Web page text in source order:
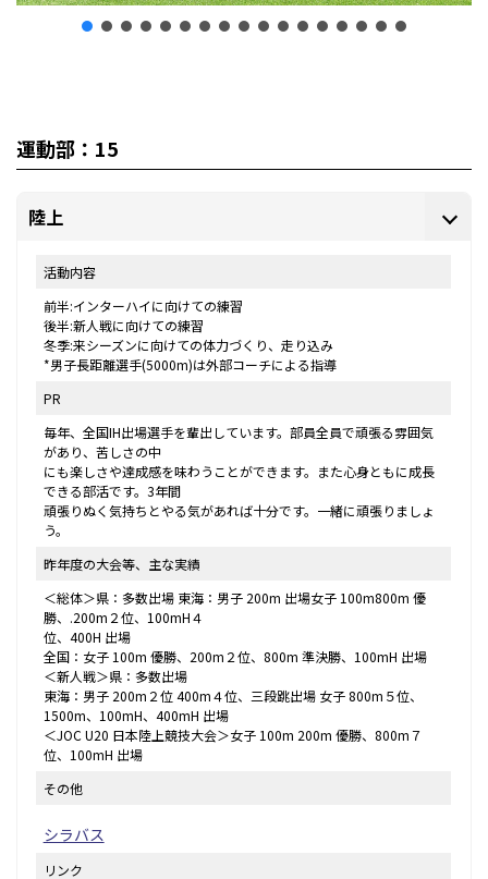
運動部：15
陸上
活動内容
前半:インターハイに向けての練習
後半:新人戦に向けての練習
冬季:来シーズンに向けての体力づくり、走り込み
*男子長距離選手(5000m)は外部コーチによる指導
PR
毎年、全国IH出場選手を輩出しています。部員全員で頑張る雰囲気
があり、苦しさの中
にも楽しさや達成感を味わうことができます。また心身ともに成長
できる部活です。3年間
頑張りぬく気持ちとやる気があれば十分です。一緒に頑張りましょ
う。
昨年度の大会等、主な実績
＜総体＞県：多数出場 東海：男子 200m 出場女子 100m800m 優
勝、.200m２位、100mH４
位、400H 出場
全国：女子 100m 優勝、200m２位、800m 準決勝、100mH 出場
＜新人戦＞県：多数出場
東海：男子 200m２位 400m４位、三段跳出場 女子 800m５位、
1500m、100mH、400mH 出場
＜JOC U20 日本陸上競技大会＞女子 100m 200m 優勝、800m７
位、100mH 出場
その他
シラバス
リンク